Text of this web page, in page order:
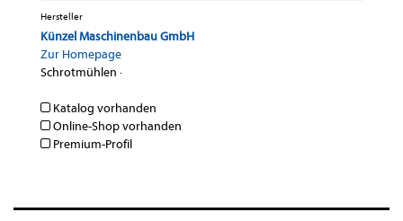
Hersteller
Künzel Maschinenbau GmbH
Zur Homepage
Schrotmühlen ·
Katalog vorhanden
Online-Shop vorhanden
Premium-Profil